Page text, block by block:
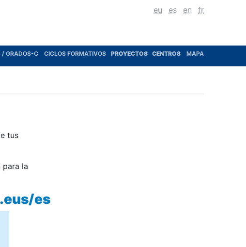
eu es en fr
/ GRADOS-C CICLOS FORMATIVOS PROYECTOS CENTROS MAPA
tus
para la
es